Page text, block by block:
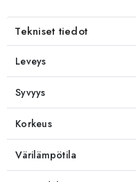
Tekniset tiedot
Leveys
Syvyys
Korkeus
Värilämpötila